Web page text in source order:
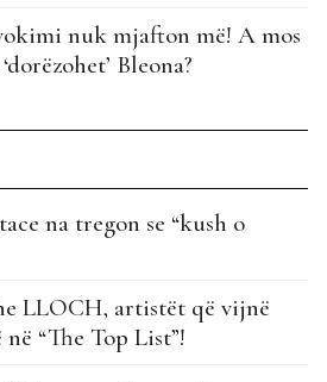
nuk mjafton më! A mos
Bleona?
na tregon se “kush o
LLOCH, artistët që vijnë
“The Top List”!